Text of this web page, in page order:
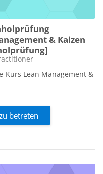
& Kaizen
Kurs Lean Management &
betreten